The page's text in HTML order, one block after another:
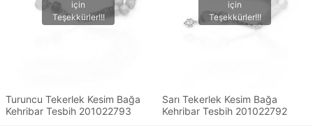
Turuncu Tekerlek Kesim Bağa
Kehribar Tesbih 201022793
Sarı Tekerlek Kesim Bağa
Kehribar Tesbih 201022792